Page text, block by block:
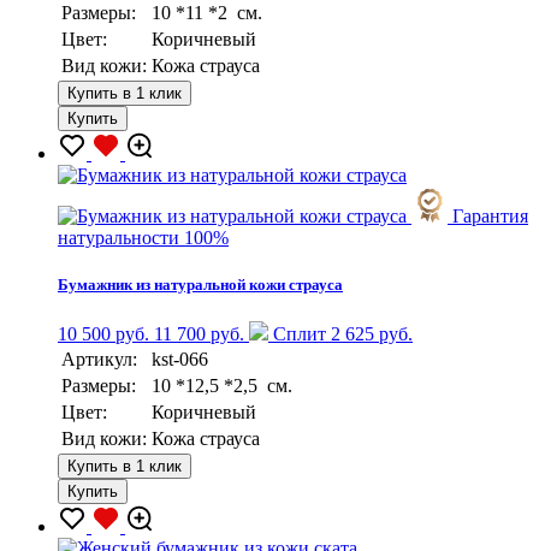
Размеры:
10 *11 *2 см.
Цвет:
Коричневый
Вид кожи: Кожа страуса
Купить в 1 клик
Купить
Гарантия
натуральности 100%
Бумажник из натуральной кожи страуса
10 500 руб. 11 700 руб.
Сплит 2 625 руб.
Артикул:
kst-066
Размеры:
10 *12,5 *2,5 см.
Цвет:
Коричневый
Вид кожи: Кожа страуса
Купить в 1 клик
Купить